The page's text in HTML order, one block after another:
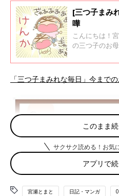
[三つ子まみ
嘩
こんにちは！
の三つ子のお
前、臨時休校
う…！と、描き
だけでした（
なのでした…。
お友達とも会
と私と三つ子
「三つ子まみれな毎日」今まで
このまま
サクサク読める！お気
アプリで
宮瀬とまと 日記・マンガ